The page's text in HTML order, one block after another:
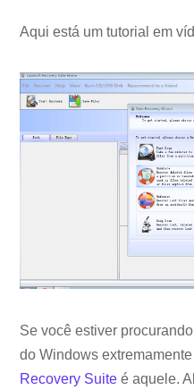
Aqui está um tutorial em
Se você estiver
do Windows
Recovery Suite é aquele.